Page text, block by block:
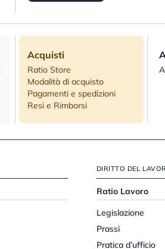
Acquisti
Ratio Store
Modalità di acquisto
Pagamenti e spedizioni
Resi e Rimborsi
DIRITTO DEL
Ratio Lavoro
Legislazione
Prassi
Pratica d’ufficio